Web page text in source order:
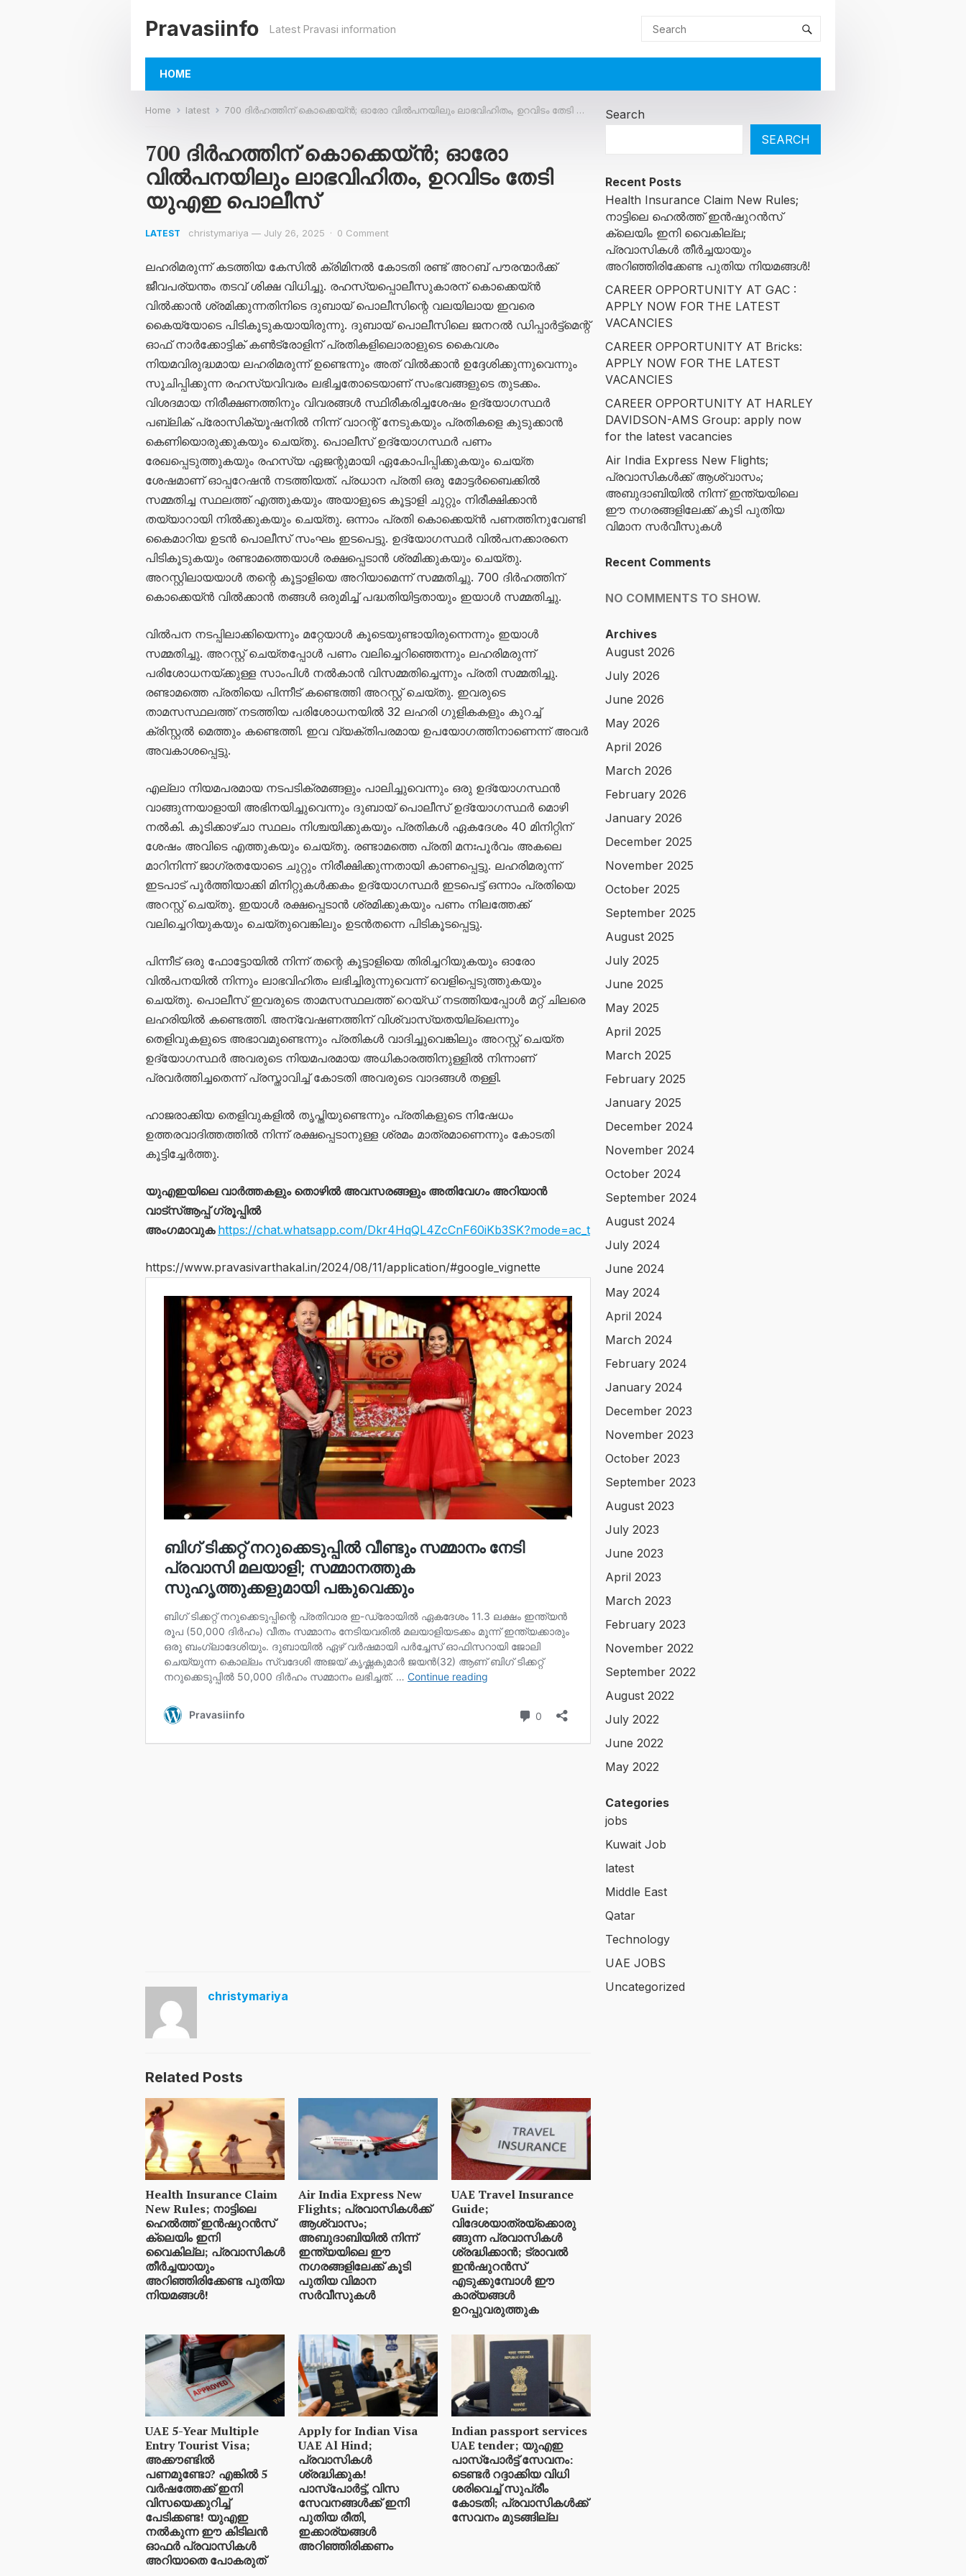
Pravasiinfo Latest Pravasi information
HOME
Home latest 700 ദിർഹത്തിന് കൊക്കെയ്ൻ; ഓരോ വിൽപനയിലും ലാഭവിഹിതം, ഉറവിടം തേടി യുഎഇ പൊലീസ്
700 ദിർഹത്തിന് കൊക്കെയ്ൻ; ഓരോ
വിൽപനയിലും ലാഭവിഹിതം, ഉറവിടം തേടി
യുഎഇ പൊലീസ്
LATEST christymariya — July 26, 2025 · 0 Comment
ലഹരിമരുന്ന് കടത്തിയ കേസിൽ ക്രിമിനൽ കോടതി രണ്ട് അറബ് പൗരന്മാർക്ക്
ജീവപര്യന്തം തടവ് ശിക്ഷ വിധിച്ചു. രഹസ്യപ്പൊലീസുകാരന് കൊക്കെയ്ൻ
വിൽക്കാൻ ശ്രമിക്കുന്നതിനിടെ ദുബായ് പൊലീസിന്റെ വലയിലായ ഇവരെ
കൈയ്യോടെ പിടികൂടുകയായിരുന്നു. ദുബായ് പൊലീസിലെ ജനറൽ ഡിപ്പാർട്ട്‌മെന്റ്
ഓഫ് നാർക്കോട്ടിക് കൺട്രോളിന് പ്രതികളിലൊരാളുടെ കൈവശം
നിയമവിരുദ്ധമായ ലഹരിമരുന്ന് ഉണ്ടെന്നും അത് വിൽക്കാൻ ഉദ്ദേശിക്കുന്നുവെന്നും
സൂചിപ്പിക്കുന്ന രഹസ്യവിവരം ലഭിച്ചതോടെയാണ് സംഭവങ്ങളുടെ തുടക്കം.
വിശദമായ നിരീക്ഷണത്തിനും വിവരങ്ങൾ സ്ഥിരീകരിച്ചശേഷം ഉദ്യോഗസ്ഥർ
പബ്ലിക് പ്രോസിക്യൂഷനിൽ നിന്ന് വാറന്റ് നേടുകയും പ്രതികളെ കുടുക്കാൻ
കെണിയൊരുക്കുകയും ചെയ്തു. പൊലീസ് ഉദ്യോഗസ്ഥർ പണം
രേഖപ്പെടുത്തുകയും രഹസ്യ ഏജന്റുമായി ഏകോപിപ്പിക്കുകയും ചെയ്ത
ശേഷമാണ് ഓപ്പറേഷൻ നടത്തിയത്. പ്രധാന പ്രതി ഒരു മോട്ടർബൈക്കിൽ
സമ്മതിച്ച സ്ഥലത്ത് എത്തുകയും അയാളുടെ കൂട്ടാളി ചുറ്റും നിരീക്ഷിക്കാൻ
തയ്യാറായി നിൽക്കുകയും ചെയ്തു. ഒന്നാം പ്രതി കൊക്കെയ്ൻ പണത്തിനുവേണ്ടി
കൈമാറിയ ഉടൻ പൊലീസ് സംഘം ഇടപെട്ടു. ഉദ്യോഗസ്ഥർ വിൽപനക്കാരനെ
പിടികൂടുകയും രണ്ടാമത്തെയാൾ രക്ഷപ്പെടാൻ ശ്രമിക്കുകയും ചെയ്തു.
അറസ്റ്റിലായയാൾ തന്റെ കൂട്ടാളിയെ അറിയാമെന്ന് സമ്മതിച്ചു. 700 ദിർഹത്തിന്
കൊക്കെയ്ൻ വിൽക്കാൻ തങ്ങൾ ഒരുമിച്ച് പദ്ധതിയിട്ടതായും ഇയാൾ സമ്മതിച്ചു.
വിൽപന നടപ്പിലാക്കിയെന്നും മറ്റേയാൾ കൂടെയുണ്ടായിരുന്നെന്നും ഇയാൾ
സമ്മതിച്ചു. അറസ്റ്റ് ചെയ്തപ്പോൾ പണം വലിച്ചെറിഞ്ഞെന്നും ലഹരിമരുന്ന്
പരിശോധനയ്ക്കുള്ള സാംപിൾ നൽകാൻ വിസമ്മതിച്ചെന്നും പ്രതി സമ്മതിച്ചു.
രണ്ടാമത്തെ പ്രതിയെ പിന്നീട് കണ്ടെത്തി അറസ്റ്റ് ചെയ്തു. ഇവരുടെ
താമസസ്ഥലത്ത് നടത്തിയ പരിശോധനയിൽ 32 ലഹരി ഗുളികകളും കുറച്ച്
ക്രിസ്റ്റൽ മെത്തും കണ്ടെത്തി. ഇവ വ്യക്തിപരമായ ഉപയോഗത്തിനാണെന്ന് അവർ
അവകാശപ്പെട്ടു.
എല്ലാ നിയമപരമായ നടപടിക്രമങ്ങളും പാലിച്ചുവെന്നും ഒരു ഉദ്യോഗസ്ഥൻ
വാങ്ങുന്നയാളായി അഭിനയിച്ചുവെന്നും ദുബായ് പൊലീസ് ഉദ്യോഗസ്ഥർ മൊഴി
നൽകി. കൂടിക്കാഴ്ചാ സ്ഥലം നിശ്ചയിക്കുകയും പ്രതികൾ ഏകദേശം 40 മിനിറ്റിന്
ശേഷം അവിടെ എത്തുകയും ചെയ്തു. രണ്ടാമത്തെ പ്രതി മനഃപൂർവം അകലെ
മാറിനിന്ന് ജാഗ്രതയോടെ ചുറ്റും നിരീക്ഷിക്കുന്നതായി കാണപ്പെട്ടു. ലഹരിമരുന്ന്
ഇടപാട് പൂർത്തിയാക്കി മിനിറ്റുകൾക്കകം ഉദ്യോഗസ്ഥർ ഇടപെട്ട് ഒന്നാം പ്രതിയെ
അറസ്റ്റ് ചെയ്തു. ഇയാൾ രക്ഷപ്പെടാൻ ശ്രമിക്കുകയും പണം നിലത്തേക്ക്
വലിച്ചെറിയുകയും ചെയ്തുവെങ്കിലും ഉടൻതന്നെ പിടികൂടപ്പെട്ടു.
പിന്നീട് ഒരു ഫോട്ടോയിൽ നിന്ന് തന്റെ കൂട്ടാളിയെ തിരിച്ചറിയുകയും ഓരോ
വിൽപനയിൽ നിന്നും ലാഭവിഹിതം ലഭിച്ചിരുന്നുവെന്ന് വെളിപ്പെടുത്തുകയും
ചെയ്തു. പൊലീസ് ഇവരുടെ താമസസ്ഥലത്ത് റെയ്ഡ് നടത്തിയപ്പോൾ മറ്റ് ചിലരെ
ലഹരിയിൽ കണ്ടെത്തി. അന്വേഷണത്തിന് വിശ്വാസ്യതയില്ലെന്നും
തെളിവുകളുടെ അഭാവമുണ്ടെന്നും പ്രതികൾ വാദിച്ചുവെങ്കിലും അറസ്റ്റ് ചെയ്ത
ഉദ്യോഗസ്ഥർ അവരുടെ നിയമപരമായ അധികാരത്തിനുള്ളിൽ നിന്നാണ്
പ്രവർത്തിച്ചതെന്ന് പ്രസ്താവിച്ച് കോടതി അവരുടെ വാദങ്ങൾ തള്ളി.
ഹാജരാക്കിയ തെളിവുകളിൽ തൃപ്തിയുണ്ടെന്നും പ്രതികളുടെ നിഷേധം
ഉത്തരവാദിത്തത്തിൽ നിന്ന് രക്ഷപ്പെടാനുള്ള ശ്രമം മാത്രമാണെന്നും കോടതി
കൂട്ടിച്ചേർത്തു.
യുഎഇയിലെ വാർത്തകളും തൊഴിൽ അവസരങ്ങളും അതിവേഗം അറിയാൻ
വാട്സ്ആപ്പ് ഗ്രൂപ്പിൽ
അംഗമാവുക https://chat.whatsapp.com/Dkr4HqQL4ZcCnF60iKb3SK?mode=ac_t
https://www.pravasivarthakal.in/2024/08/11/application/#google_vignette
christymariya
Related Posts
Health Insurance Claim
New Rules; നാട്ടിലെ
ഹെൽത്ത് ഇൻഷുറൻസ്
ക്ലെയിം ഇനി
വൈകില്ല; പ്രവാസികൾ
തീർച്ചയായും
അറിഞ്ഞിരിക്കേണ്ട പുതിയ
നിയമങ്ങൾ!
Air India Express New
Flights; പ്രവാസികൾക്ക്
ആശ്വാസം;
അബുദാബിയിൽ നിന്ന്
ഇന്ത്യയിലെ ഈ
നഗരങ്ങളിലേക്ക് കൂടി
പുതിയ വിമാന
സർവീസുകൾ
UAE Travel Insurance
Guide;
വിദേശയാത്രയ്ക്കൊരു
ങ്ങുന്ന പ്രവാസികൾ
ശ്രദ്ധിക്കാൻ; ട്രാവൽ
ഇൻഷുറൻസ്
എടുക്കുമ്പോൾ ഈ
കാര്യങ്ങൾ
ഉറപ്പുവരുത്തുക
UAE 5-Year Multiple
Entry Tourist Visa;
അക്കൗണ്ടിൽ
പണമുണ്ടോ? എങ്കിൽ 5
വർഷത്തേക്ക് ഇനി
വിസയെക്കുറിച്ച്
പേടിക്കണ്ട! യുഎഇ
നൽകുന്ന ഈ കിടിലൻ
ഓഫർ പ്രവാസികൾ
അറിയാതെ പോകരുത്
Apply for Indian Visa
UAE Al Hind;
പ്രവാസികൾ
ശ്രദ്ധിക്കുക!
പാസ്‌പോർട്ട്, വിസ
സേവനങ്ങൾക്ക് ഇനി
പുതിയ രീതി,
ഇക്കാര്യങ്ങൾ
അറിഞ്ഞിരിക്കണം
Indian passport services
UAE tender; യുഎഇ
പാസ്‌പോർട്ട് സേവനം:
ടെണ്ടർ റദ്ദാക്കിയ വിധി
ശരിവെച്ച് സുപ്രീം
കോടതി; പ്രവാസികൾക്ക്
സേവനം മുടങ്ങില്ല
Search
SEARCH
Recent Posts
Health Insurance Claim New Rules;
നാട്ടിലെ ഹെൽത്ത് ഇൻഷുറൻസ്
ക്ലെയിം ഇനി വൈകില്ല;
പ്രവാസികൾ തീർച്ചയായും
അറിഞ്ഞിരിക്കേണ്ട പുതിയ നിയമങ്ങൾ!
CAREER OPPORTUNITY AT GAC :
APPLY NOW FOR THE LATEST
VACANCIES
CAREER OPPORTUNITY AT Bricks:
APPLY NOW FOR THE LATEST
VACANCIES
CAREER OPPORTUNITY AT HARLEY
DAVIDSON-AMS Group: apply now
for the latest vacancies
Air India Express New Flights;
പ്രവാസികൾക്ക് ആശ്വാസം;
അബുദാബിയിൽ നിന്ന് ഇന്ത്യയിലെ
ഈ നഗരങ്ങളിലേക്ക് കൂടി പുതിയ
വിമാന സർവീസുകൾ
Recent Comments
NO COMMENTS TO SHOW.
Archives
August 2026
July 2026
June 2026
May 2026
April 2026
March 2026
February 2026
January 2026
December 2025
November 2025
October 2025
September 2025
August 2025
July 2025
June 2025
May 2025
April 2025
March 2025
February 2025
January 2025
December 2024
November 2024
October 2024
September 2024
August 2024
July 2024
June 2024
May 2024
April 2024
March 2024
February 2024
January 2024
December 2023
November 2023
October 2023
September 2023
August 2023
July 2023
June 2023
April 2023
March 2023
February 2023
November 2022
September 2022
August 2022
July 2022
June 2022
May 2022
Categories
jobs
Kuwait Job
latest
Middle East
Qatar
Technology
UAE JOBS
Uncategorized